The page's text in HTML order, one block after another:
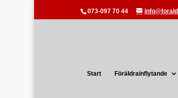
073-097 70 44
Start Föräldrainflytande